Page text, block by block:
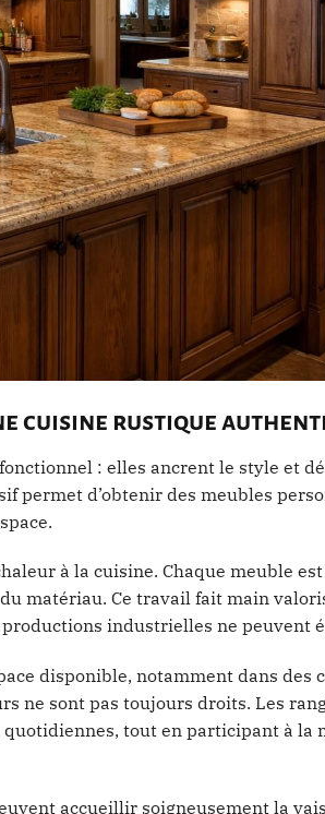
cuisine rustique
: elles ancrent le style et
permet d’obtenir des meubles
à la cuisine. Chaque meuble
matériau. Ce travail fait main
industrielles ne peuvent
disponible, notamment dans des
ne sont pas toujours droits. Les
tout en participant à la
accueillir soigneusement la